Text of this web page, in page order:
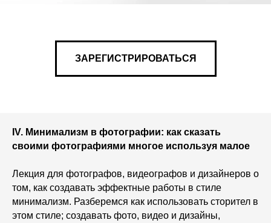
ЗАРЕГИСТРИРОВАТЬСЯ
IV. Минимализм в фотографии: как сказать
своими фотографиями многое используя малое
Лекция для фотографов, видеографов и дизайнеров о
том, как создавать эффектные работы в стиле
минимализм. Разберемся как использовать сторител в
этом стиле; создавать фото, видео и дизайны,